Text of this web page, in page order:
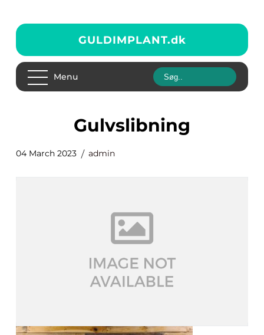
GULDIMPLANT.dk
Menu
gulvslibning
04 March 2023 admin